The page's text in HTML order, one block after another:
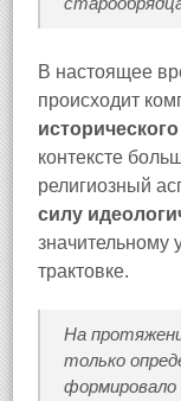
В настоящее
происходит
контексте
религиозный
силу
значительному
трактовке.
На
только